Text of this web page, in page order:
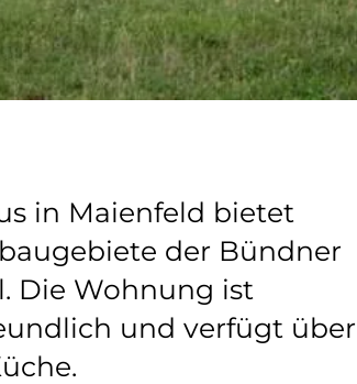
in Maienfeld bietet
der Bündner
Die Wohnung ist
und verfügt über